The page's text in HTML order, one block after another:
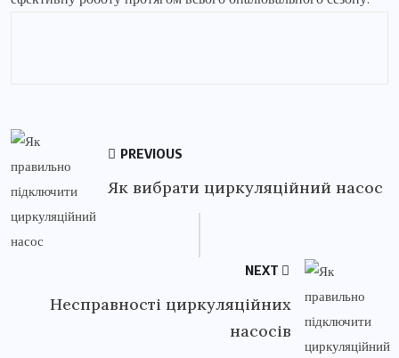
PREVIOUS
Як вибрати циркуляційний насос
NEXT
Несправності циркуляційних
насосів